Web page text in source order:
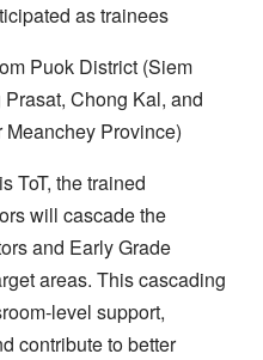
as trainees
Puok District (Siem
Chong Kal, and
Province)
ToT, the trained
will cascade the
and Early Grade
areas. This cascading
support,
contribute to better